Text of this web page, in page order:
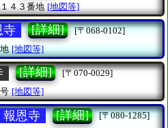
４３番地 [地図等]
寺 [詳細]
[〒068-0102]
[地図等]
[詳細]
[〒070-0029]
[地図等]
報恩寺 [詳細]
[〒080-1285]